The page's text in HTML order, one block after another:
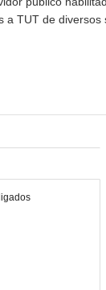
TUT de diversos